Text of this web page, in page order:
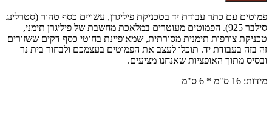
פמוטים עם כתר עבודת יד בטכניקת פיליגרן, עשויים כסף טהור (סטרלינג
סילבר 925). הפמוטים מעוטרים במלאכת מחשבת של פיליגרן תימני,
טכניקת צורפות תימנית מסורתית, שמאופיינת בחוטי כסף דקים ששזורים
זה בזה בעבודת יד. תוכלו לעצב את הפמוטים בעצמכם ולבחור בית נר
ובסיס מתוך האופציות שאנחנו מציעים.
מידות: 16 ס"מ * 6 ס"מ